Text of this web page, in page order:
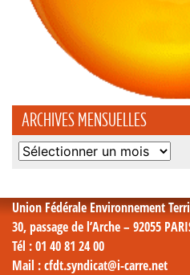
ARCHIVES MENSUELLES
Archives
Union Fédérale Environnement
30, passage de l’Arche – 92055
Tél : 01 40 81 24 00
Mail : cfdt.syndicat@i-carre.net